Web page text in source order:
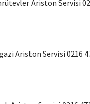
Ariston Servisi
Ariston Servisi 0216